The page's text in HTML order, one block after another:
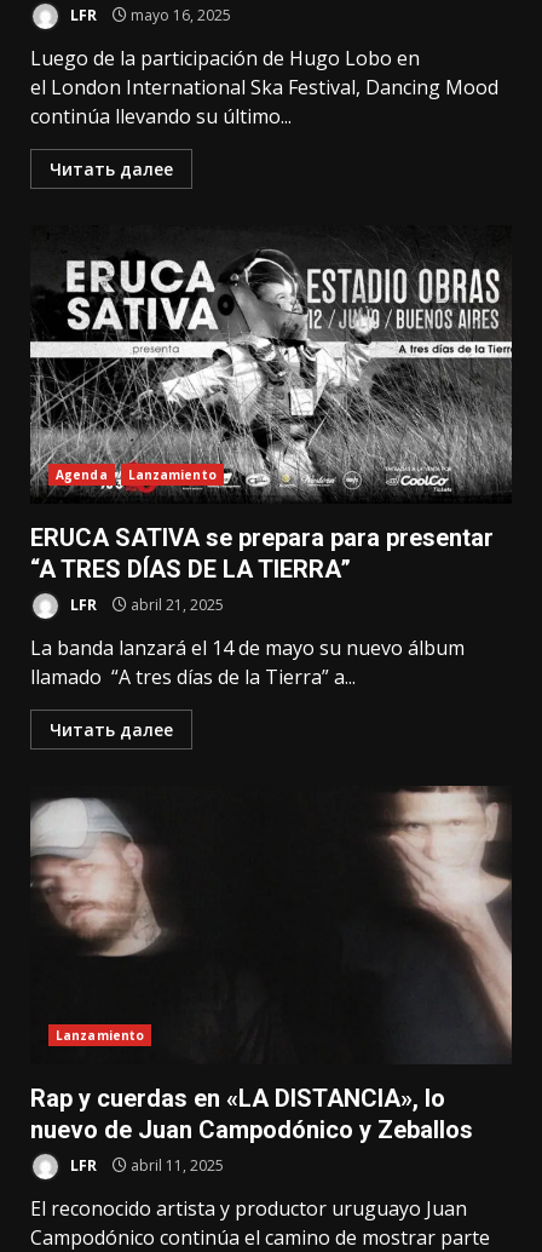
LFR mayo 16, 2025
Luego de la participación de Hugo Lobo en
el London International Ska Festival, Dancing Mood
continúa llevando su último...
Читать далее
Agenda Lanzamiento
ERUCA SATIVA se prepara para presentar
“A TRES DÍAS DE LA TIERRA”
LFR abril 21, 2025
La banda lanzará el 14 de mayo su nuevo álbum
llamado “A tres días de la Tierra” a...
Читать далее
Lanzamiento
Rap y cuerdas en «LA DISTANCIA», lo
nuevo de Juan Campodónico y Zeballos
LFR abril 11, 2025
El reconocido artista y productor uruguayo Juan
Campodónico continúa el camino de mostrar parte